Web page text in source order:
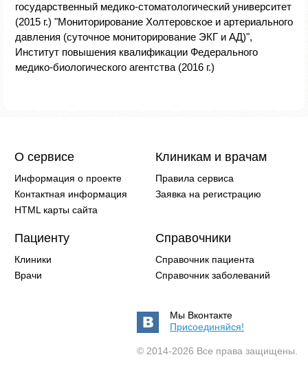
государственный медико-стоматологический университет
(2015 г.) "Мониторирование Холтеровское и артериального
давления (суточное мониторирование ЭКГ и АД)",
Институт повышения квалификации Федерального
медико-биологического агентства (2016 г.)
О сервисе
Информация о проекте
Контактная информация
HTML карты сайта
Клиникам и врачам
Правила сервиса
Заявка на регистрацию
Пациенту
Клиники
Врачи
Справочники
Справочник пациента
Справочник заболеваний
Мы Вконтакте
Присоединяйся!
© 2014-2026 Все права защищены.